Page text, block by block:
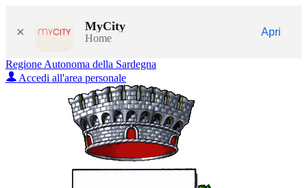
× MyCity
Home
Apri
Regione Autonoma della Sardegna
Accedi all'area personale